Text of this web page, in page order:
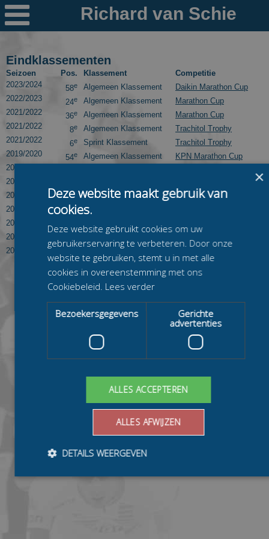

Nieuws
Ploegen
PR's
Schaatspeloton.nl
Eindklassementen
Seizoen Pos. Klassement
Competitie
2023/2024
58e Algemeen Klassement
Daikin Marathon Cup
2022/2023
24e Algemeen Klassement
Marathon Cup
2021/2022
36e Algemeen Klassement
Marathon Cup
2021/2022
8e Algemeen Klassement
Trachitol Trophy
2021/2022
6e Sprint Klassement
Trachitol Trophy
2019/2020
54e Algemeen Klassement
KPN Marathon Cup
2019/2020
2018/2019
2018/2019
4e Algemeen Klassement
6-Banentoernooi
2015/2016
11e Algemeen Klassement
2014/2015
12 Algemeen Klassement
Regiocompetitie Zuid
2012/2013
20 Algemeen Klassement
Regiocompetitie Zuid
2011/2012
38 Algemeen Klassement Regiocompetitie Zuid
×
Deze website maakt gebruik van
cookies.
Deze website gebruikt cookies om uw
gebruikerservaring te verbeteren. Door onze
website te gebruiken, stemt u in met alle
cookies in overeenstemming met ons
Cookiebeleid. Lees verder
Bezoekersgegevens
Gerichte
advertenties
ALLES ACCEPTEREN
ALLES AFWIJZEN
DETAILS WEERGEVEN